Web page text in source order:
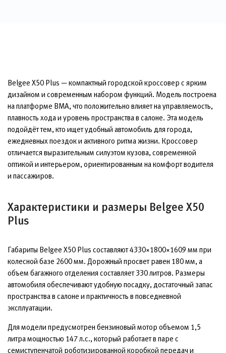
Belgee X50 Plus — компактный городской кроссовер с ярким
дизайном и современным набором функций. Модель построена
на платформе BMA, что положительно влияет на управляемость,
плавность хода и уровень пространства в салоне. Эта модель
подойдёт тем, кто ищет удобный автомобиль для города,
ежедневных поездок и активного ритма жизни. Кроссовер
отличается выразительным силуэтом кузова, современной
оптикой и интерьером, ориентированным на комфорт водителя
и пассажиров.
Характеристики и размеры Belgee X50
Plus
Габариты Belgee X50 Plus составляют 4330×1800×1609 мм при
колесной базе 2600 мм. Дорожный просвет равен 180 мм, а
объем багажного отделения составляет 330 литров. Размеры
автомобиля обеспечивают удобную посадку, достаточный запас
пространства в салоне и практичность в повседневной
эксплуатации.
Для модели предусмотрен бензиновый мотор объемом 1,5
литра мощностью 147 л.с., который работает в паре с
семиступенчатой роботизированной коробкой передач и